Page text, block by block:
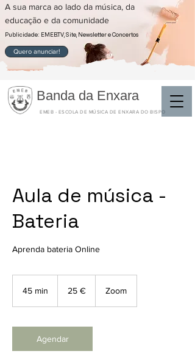
A sua marca ao lado da música, da
educação e da comunidade
Publicidade: EMEB.TV, Site, Newsletter e Concertos
Quero anunciar!
Banda da Enxara
EMEB - ESCOLA DE MÚSICA DE ENXARA DO BISPO
Aula de música -
Bateria
Aprenda bateria Online
45 min
i
n
25 € Zoom
Agendar